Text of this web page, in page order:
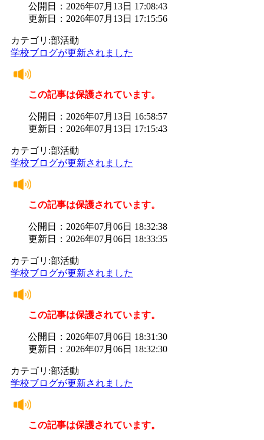
公開日：2026年07月13日 17:08:43
更新日：2026年07月13日 17:15:56
カテゴリ:部活動
学校ブログが更新されました
この記事は保護されています。
公開日：2026年07月13日 16:58:57
更新日：2026年07月13日 17:15:43
カテゴリ:部活動
学校ブログが更新されました
この記事は保護されています。
公開日：2026年07月06日 18:32:38
更新日：2026年07月06日 18:33:35
カテゴリ:部活動
学校ブログが更新されました
この記事は保護されています。
公開日：2026年07月06日 18:31:30
更新日：2026年07月06日 18:32:30
カテゴリ:部活動
学校ブログが更新されました
この記事は保護されています。